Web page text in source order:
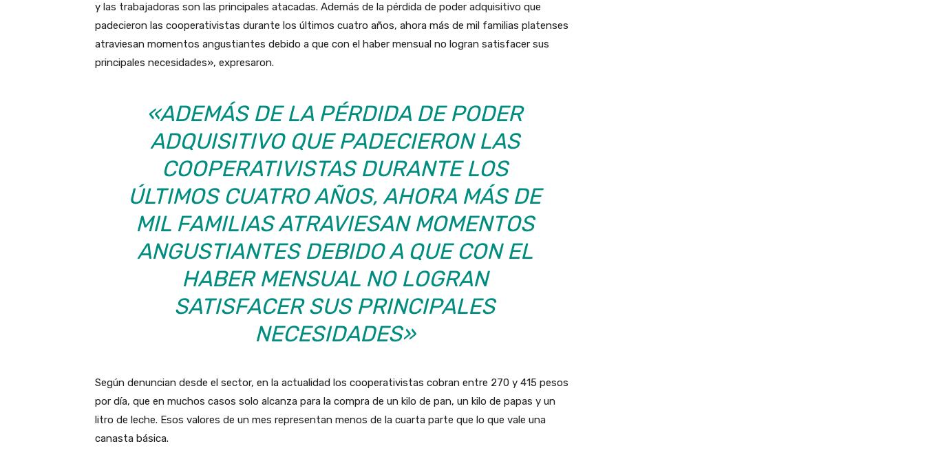
y las trabajadoras son las principales atacadas. Además de la pérdida de poder adquisitivo que
padecieron las cooperativistas durante los últimos cuatro años, ahora más de mil familias platenses
atraviesan momentos angustiantes debido a que con el haber mensual no logran satisfacer sus
principales necesidades», expresaron.
«ADEMÁS DE LA PÉRDIDA DE PODER
ADQUISITIVO QUE PADECIERON LAS
COOPERATIVISTAS DURANTE LOS
ÚLTIMOS CUATRO AÑOS, AHORA MÁS DE
MIL FAMILIAS ATRAVIESAN MOMENTOS
ANGUSTIANTES DEBIDO A QUE CON EL
HABER MENSUAL NO LOGRAN
SATISFACER SUS PRINCIPALES
NECESIDADES»
Según denuncian desde el sector, en la actualidad los cooperativistas cobran entre 270 y 415 pesos
por día, que en muchos casos solo alcanza para la compra de un kilo de pan, un kilo de papas y un
litro de leche. Esos valores de un mes representan menos de la cuarta parte que lo que vale una
canasta básica.